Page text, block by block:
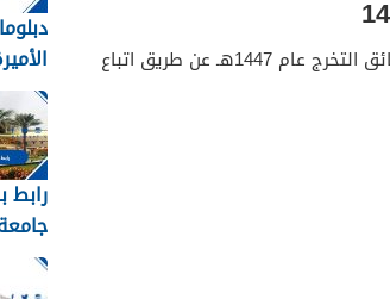
محمد بن سعود استخراج وثائق التخرج عام 1447هـ عن طريق اتباع
رابط